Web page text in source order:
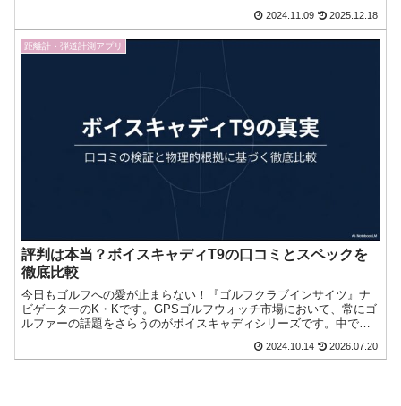
ない！『ゴルフクラブインサイツ』ナビゲーターのK・Kです。
2024.11.09 2025.12.18
距離計・弾道計測アプリ
評判は本当？ボイスキャディT9の口コミとスペックを
徹底比較
今日もゴルフへの愛が止まらない！『ゴルフクラブインサイツ』ナ
ビゲーターのK・Kです。GPSゴルフウォッチ市場において、常にゴ
ルファーの話題をさらうのがボイスキャディシリーズです。中で
もゴルフへの愛が止まらない！『ゴルフクラブインサイツ』ナビゲ
2024.10.14 2026.07.20